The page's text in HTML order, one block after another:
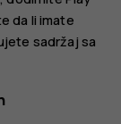
da li imate
sadržaj sa